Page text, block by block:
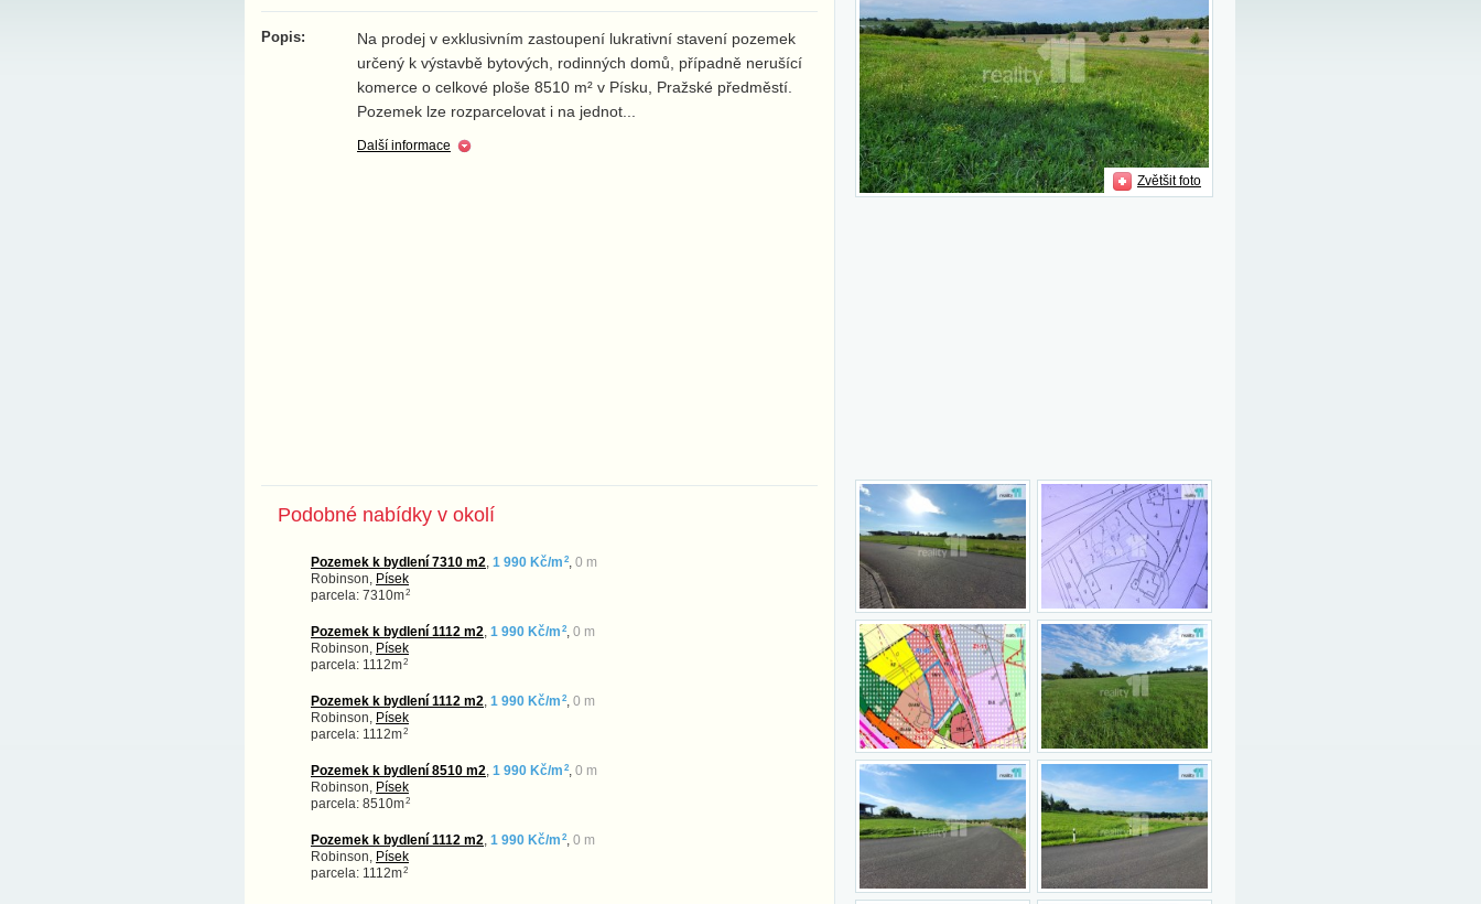
Popis:
Na prodej v exklusivním zastoupení lukrativní stavení pozemek
určený k výstavbě bytových, rodinných domů, případně nerušící
komerce o celkové ploše 8510 m² v Písku, Pražské předměstí.
Pozemek lze rozparcelovat i na jednot
Další informace
Podobné nabídky v okolí
Pozemek k bydlení 7310 m2 1 990 Kč/m 2
0 m
Robinson, Písek
parcela: 7310m2
Pozemek k bydlení 1112 m2 1 990 Kč/m 2
0 m
Robinson, Písek
parcela: 1112m2
Pozemek k bydlení 1112 m2 1 990 Kč/m 2
0 m
Robinson, Písek
parcela: 1112m2
Pozemek k bydlení 8510 m2 1 990 Kč/m 2
0 m
Robinson, Písek
parcela: 8510m2
Pozemek k bydlení 1112 m2 1 990 Kč/m 2
0 m
Robinson, Písek
parcela: 1112m2
Zvětšit foto